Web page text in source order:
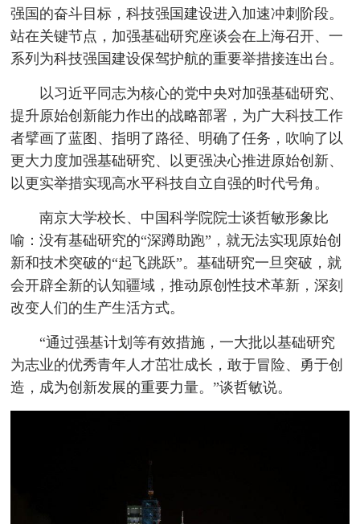
强国的奋斗目标，科技强国建设进入加速冲刺阶段。
站在关键节点，加强基础研究座谈会在上海召开、一
系列为科技强国建设保驾护航的重要举措接连出台。
以习近平同志为核心的党中央对加强基础研究、
提升原始创新能力作出的战略部署，为广大科技工作
者擘画了蓝图、指明了路径、明确了任务，吹响了以
更大力度加强基础研究、以更强决心推进原始创新、
以更实举措实现高水平科技自立自强的时代号角。
南京大学校长、中国科学院院士谈哲敏形象比
喻：没有基础研究的“深蹲助跑”，就无法实现原始创
新和技术突破的“起飞跳跃”。基础研究一旦突破，就
会开辟全新的认知疆域，推动原创性技术革新，深刻
改变人们的生产生活方式。
“通过强基计划等有效措施，一大批以基础研究
为志业的优秀青年人才茁壮成长，敢于冒险、勇于创
造，成为创新发展的重要力量。”谈哲敏说。